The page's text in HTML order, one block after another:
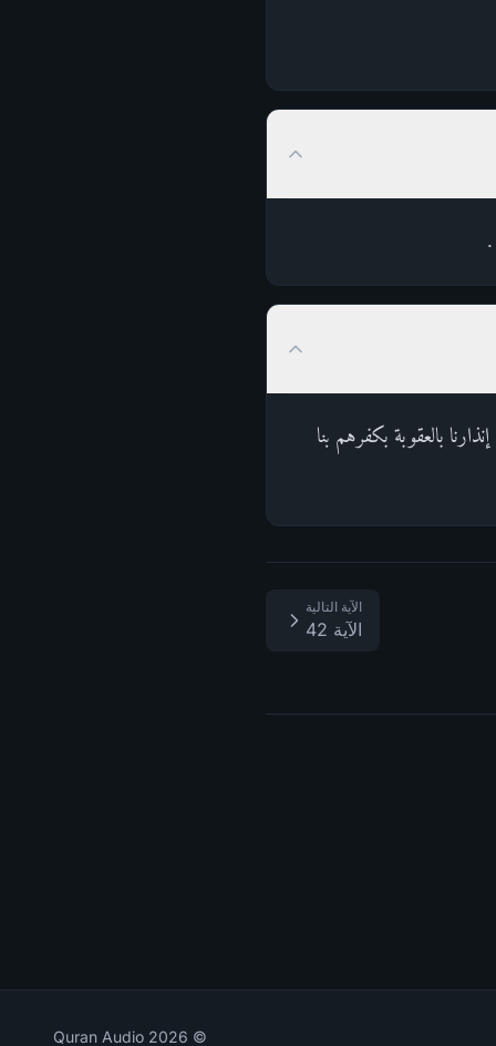
.
فرعون وقومه إنذارنا بالعقوبة بكفرهم بنا
الآية التالية
الآية 42
©
2026